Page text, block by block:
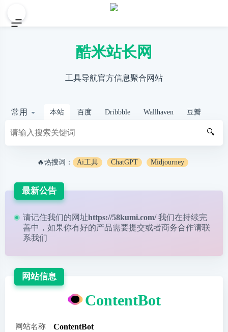
酷米站长网
工具导航官方信息聚合网站
常用 本站 百度 Dribbble Wallhaven 豆瓣
🔍
🔥热搜词： Ai工具 ChatGPT Midjourney
最新公告
请记住我们的网址https://58kumi.com/ 我们在持续完
善中，如果你有好的产品需要提交或者商务合作请联
系我们
网站信息
ContentBot
网站名称 ContentBot